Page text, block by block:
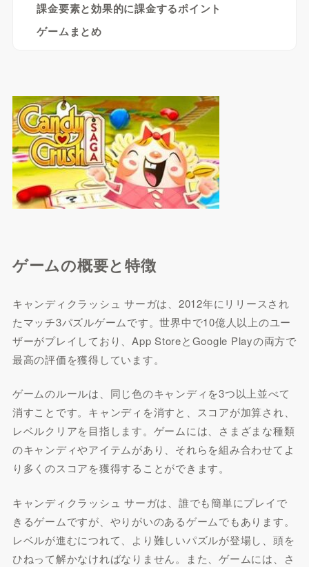
課金要素と効果的に課金するポイント
ゲームまとめ
ゲームの概要と特徴
キャンディクラッシュ サーガは、2012年にリリースされ
たマッチ3パズルゲームです。世界中で10億人以上のユー
ザーがプレイしており、App StoreとGoogle Playの両方で
最高の評価を獲得しています。
ゲームのルールは、同じ色のキャンディを3つ以上並べて
消すことです。キャンディを消すと、スコアが加算され、
レベルクリアを目指します。ゲームには、さまざまな種類
のキャンディやアイテムがあり、それらを組み合わせてよ
り多くのスコアを獲得することができます。
キャンディクラッシュ サーガは、誰でも簡単にプレイで
きるゲームですが、やりがいのあるゲームでもあります。
レベルが進むにつれて、より難しいパズルが登場し、頭を
ひねって解かなければなりません。また、ゲームには、さ